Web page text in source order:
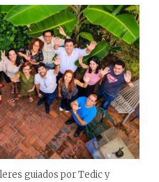
guiados por Tedic y